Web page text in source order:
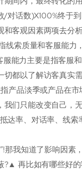
对话数)X100%终于
客观因素两项去分析
线索质量和客服能力
能力主要是指客服
都以了解访客真实需
产品淡季或产品在
们只能改变自己，无
达率、对话率、线
那我知道了影响因
?▲ 再比如有哪些好